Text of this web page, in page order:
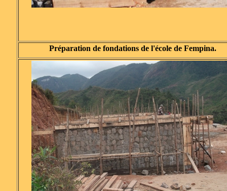
Préparation de fondations de l'école de Fempina.